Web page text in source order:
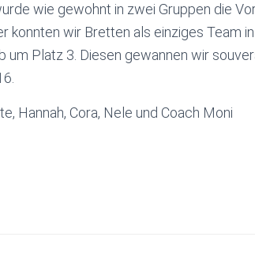
wie gewohnt in zwei Gruppen die
konnten wir Bretten als einziges Team
Platz 3. Diesen gewannen wir
Hannah, Cora, Nele und Coach Moni